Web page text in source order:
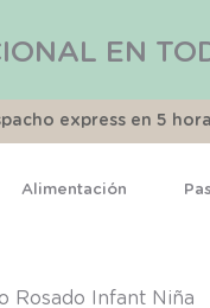
EN
express en 5
Alimentación
Rosado Infant Niña